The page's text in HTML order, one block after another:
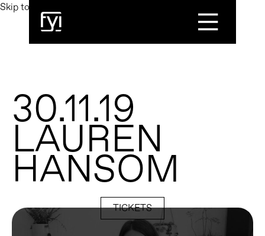
Skip to main content
Toggle Menu
30.11.19
LAUREN
HANSOM
TICKETS